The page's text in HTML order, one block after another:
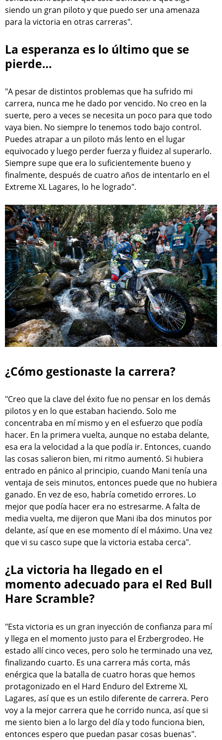
siendo un gran piloto y que puedo ser una amenaza
para la victoria en otras carreras".
La esperanza es lo último que se
pierde…
"A pesar de distintos problemas que ha sufrido mi
carrera, nunca me he dado por vencido. No creo en la
suerte, pero a veces se necesita un poco para que todo
vaya bien. No siempre lo tenemos todo bajo control.
Puedes atrapar a un piloto más lento en el lugar
equivocado y luego perder fuerza y fluidez al superarlo.
Siempre supe que era lo suficientemente bueno y
finalmente, después de cuatro años de intentarlo en el
Extreme XL Lagares, lo he logrado".
¿Cómo gestionaste la carrera?
"Creo que la clave del éxito fue no pensar en los demás
pilotos y en lo que estaban haciendo. Solo me
concentraba en mí mismo y en el esfuerzo que podía
hacer. En la primera vuelta, aunque no estaba delante,
esa era la velocidad a la que podía ir. Entonces, cuando
las cosas salieron bien, mi ritmo aumentó. Si hubiera
entrado en pánico al principio, cuando Mani tenía una
ventaja de seis minutos, entonces puede que no hubiera
ganado. En vez de eso, habría cometido errores. Lo
mejor que podía hacer era no estresarme. A falta de
media vuelta, me dijeron que Mani iba dos minutos por
delante, así que en ese momento dí el máximo. Una vez
que vi su casco supe que la victoria estaba cerca".
¿La victoria ha llegado en el
momento adecuado para el Red Bull
Hare Scramble?
"Esta victoria es un gran inyección de confianza para mí
y llega en el momento justo para el Erzbergrodeo. He
estado allí cinco veces, pero solo he terminado una vez,
finalizando cuarto. Es una carrera más corta, más
enérgica que la batalla de cuatro horas que hemos
protagonizado en el Hard Enduro del Extreme XL
Lagares, así que es un estilo diferente de carrera. Pero
voy a la mejor carrera que he corrido nunca, así que si
me siento bien a lo largo del día y todo funciona bien,
entonces espero que puedan pasar cosas buenas".